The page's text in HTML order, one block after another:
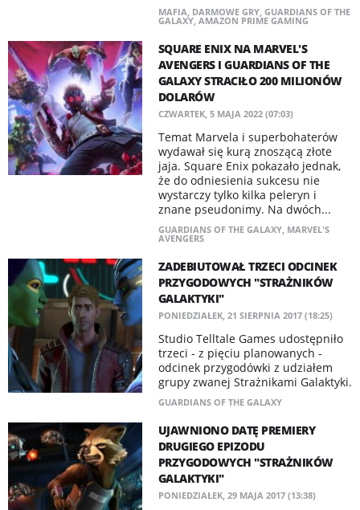
MAFIA, DARMOWE GRY, GUARDIANS OF THE
GALAXY, AMAZON PRIME GAMING
SQUARE ENIX NA MARVEL'S
AVENGERS I GUARDIANS OF THE
GALAXY STRACIŁO 200 MILIONÓW
DOLARÓW
CZWARTEK, 5 MAJA 2022 (07:03)
Temat Marvela i superbohaterów
wydawał się kurą znoszącą złote
jaja. Square Enix pokazało jednak,
że do odniesienia sukcesu nie
wystarczy tylko kilka peleryn i
znane pseudonimy. Na dwóch...
GUARDIANS OF THE GALAXY, MARVEL'S
AVENGERS
ZADEBIUTOWAŁ TRZECI ODCINEK
PRZYGODOWYCH "STRAŻNIKÓW
GALAKTYKI"
PONIEDZIAŁEK, 21 SIERPNIA 2017 (18:25)
Studio Telltale Games udostępniło
trzeci - z pięciu planowanych -
odcinek przygodówki z udziałem
grupy zwanej Strażnikami Galaktyki.
GUARDIANS OF THE GALAXY
UJAWNIONO DATĘ PREMIERY
DRUGIEGO EPIZODU
PRZYGODOWYCH "STRAŻNIKÓW
GALAKTYKI"
PONIEDZIAŁEK, 29 MAJA 2017 (13:38)